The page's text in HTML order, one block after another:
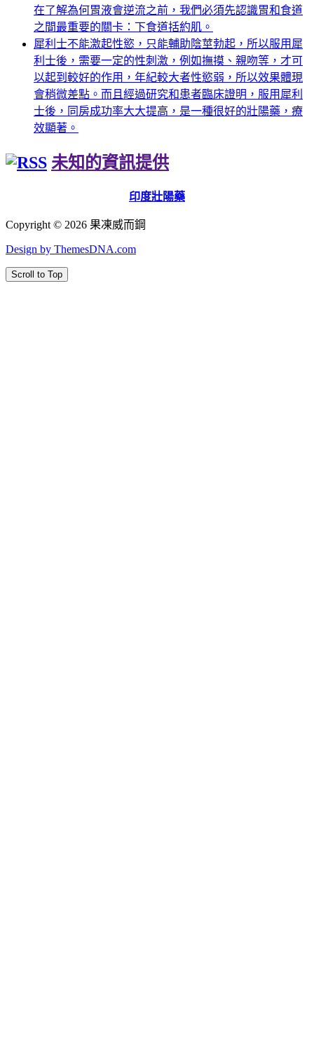
在了解為何胃液會逆流之前，我們必須先認識胃和食道
之間最重要的關卡：下食道括約肌。
犀利士不能激起性慾，只能輔助陰莖勃起，所以服用犀
利士後，需要一定的性刺激，例如撫摸、親吻等，才可
以起到較好的作用，年紀較大者性慾弱，所以效果體現
會稍微差點。而且經過研究和患者臨床證明，服用犀利
士後，同房成功率大大提高，是一種很好的壯陽藥，療
效顯著。
未知的資訊提供
印度壯陽藥
Copyright © 2026 果凍威而鋼
Design by ThemesDNA.com
Scroll to Top